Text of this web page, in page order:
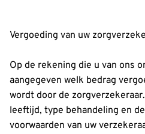
Vergoeding van uw
Op de rekening die u van ons
aangegeven welk bedrag
wordt door de
leeftijd, type behandeling en de
voorwaarden van uw